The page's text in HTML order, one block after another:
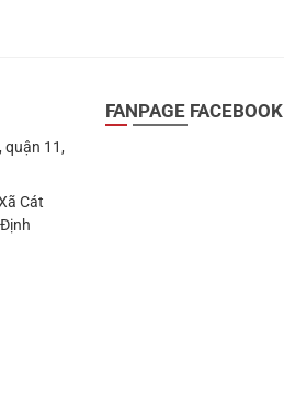
quận 11,
Cát
FANPAGE FACEBOOK